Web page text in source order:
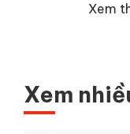
Xem
Xem